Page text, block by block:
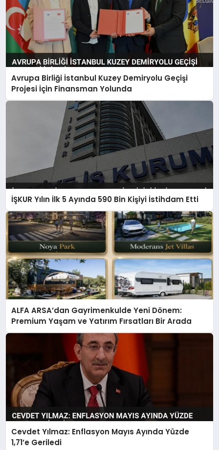
Avrupa Birliği İstanbul Kuzey Demiryolu Geçişi
Projesi İçin Finansman Yolunda
İŞKUR Yılın İlk 5 Ayında 590 Bin Kişiyi İstihdam Etti
ALFA ARSA’dan Gayrimenkulde Yeni Dönem:
Premium Yaşam ve Yatırım Fırsatları Bir Arada
Cevdet Yılmaz: Enflasyon Mayıs Ayında Yüzde
1,71’e Geriledi